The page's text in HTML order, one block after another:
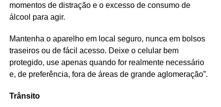
momentos de distração e o excesso de consumo de
álcool para agir.
Mantenha o aparelho em local seguro, nunca em bolsos
traseiros ou de fácil acesso. Deixe o celular bem
protegido, use apenas quando for realmente necessário
e, de preferência, fora de áreas de grande aglomeração”.
Trânsito